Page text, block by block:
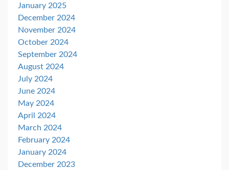
January 2025
December 2024
November 2024
October 2024
September 2024
August 2024
July 2024
June 2024
May 2024
April 2024
March 2024
February 2024
January 2024
December 2023